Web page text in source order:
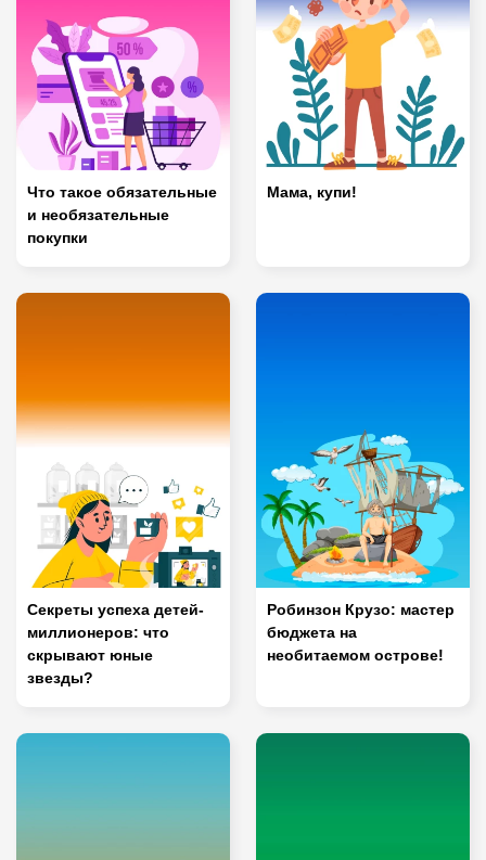
Что такое обязательные
и необязательные
покупки
Мама, купи!
Секреты успеха детей-
миллионеров: что
скрывают юные
звезды?
Робинзон Крузо: мастер
бюджета на
необитаемом острове!